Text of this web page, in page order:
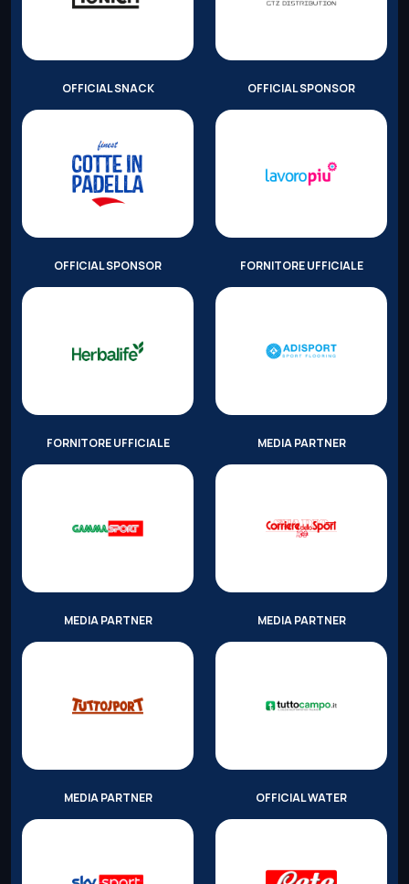
OFFICIAL SNACK OFFICIAL SPONSOR
OFFICIAL SPONSOR FORNITORE UFFICIALE
FORNITORE UFFICIALE MEDIA PARTNER
MEDIA PARTNER MEDIA PARTNER
MEDIA PARTNER OFFICIAL WATER